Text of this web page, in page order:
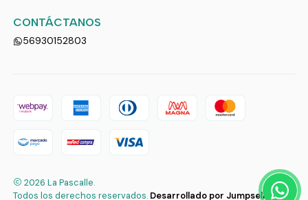
CONTÁCTANOS
56930152803
2026 La Pascalle.
Todos los derechos reservados. Desarrollado por Jumpseller.